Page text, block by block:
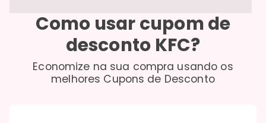
Como usar cupom de
desconto KFC?
Economize na sua compra usando os
melhores Cupons de Desconto